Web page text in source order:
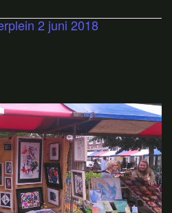
2 juni 2018